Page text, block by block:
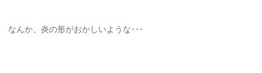
なんか、炎の形がおかしいような･･･